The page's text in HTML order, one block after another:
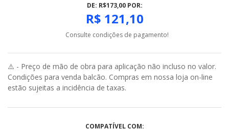
DE: R$173,00 POR:
R$ 121,10
Consulte condições de pagamento!
⚠️ - Preço de mão de obra para aplicação não incluso no valor.
Condições para venda balcão. Compras em nossa loja on-line
estão sujeitas a incidência de taxas.
COMPATÍVEL COM: